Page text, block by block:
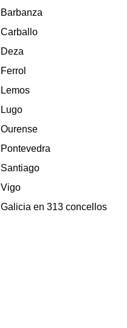
Barbanza
Carballo
Deza
Ferrol
Lemos
Lugo
Ourense
Pontevedra
Santiago
Vigo
Galicia en 313 concellos